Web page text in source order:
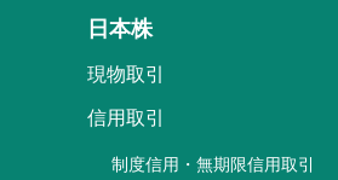
日本株
現物取引
信用取引
制度信用・無期限信用取引